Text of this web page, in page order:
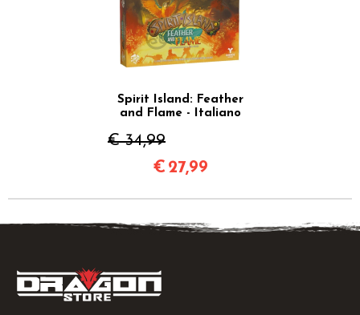
Spirit Island: Feather
and Flame - Italiano
€ 34,99
€ 27,99